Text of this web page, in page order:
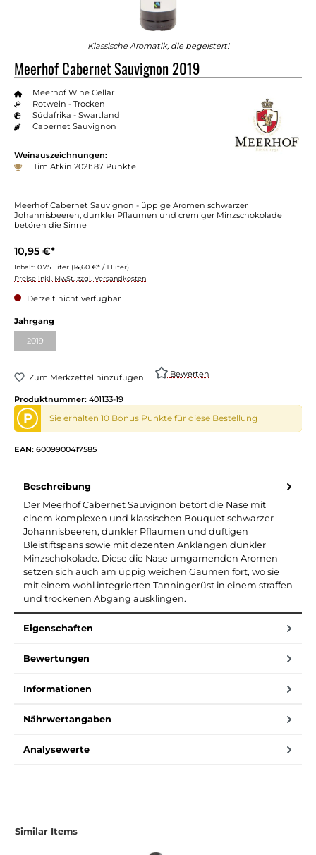
Klassische Aromatik, die begeistert!
Meerhof Cabernet Sauvignon 2019
Meerhof Wine Cellar
Rotwein - Trocken
Südafrika - Swartland
Cabernet Sauvignon
Weinauszeichnungen:
Tim Atkin 2021: 87 Punkte
Meerhof Cabernet Sauvignon - üppige Aromen schwarzer
Johannisbeeren, dunkler Pflaumen und cremiger Minzschokolade
betören die Sinne
10,95 €*
Inhalt: 0.75 Liter (14,60 €* / 1 Liter)
Preise inkl. MwSt. zzgl. Versandkosten
Derzeit nicht verfügbar
Jahrgang
2019(Diese Option ist zurzeit nicht verfügbar.)
Zum Merkzettel hinzufügen Bewerten
Produktnummer: 401133-19
P Sie erhalten 10 Bonus Punkte für diese Bestellung
EAN: 6009900417585
Beschreibung
Der Meerhof Cabernet Sauvignon betört die Nase mit
einem komplexen und klassischen Bouquet schwarzer
Johannisbeeren, dunkler Pflaumen und duftigen
Bleistiftspans sowie mit dezenten Anklängen dunkler
Minzschokolade. Diese die Nase umgarnenden Aromen
setzen sich auch am üppig weichen Gaumen fort, wo sie
mit einem wohl integrierten Tanningerüst in einem straffen
und trockenen Abgang ausklingen.
Eigenschaften
Bewertungen
Informationen
Nährwertangaben
Analysewerte
Produktgalerie überspringen
Similar Items